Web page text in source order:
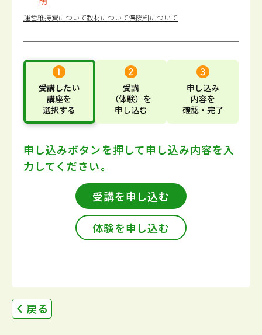
運営維持費について教材について保険料について
受講したい
講座を
選択する
受講
（体験） を
申し込む
申し込み
内容を
確認・完了
申し込みボタンを押して申し込み内容を入
力してください。
受講を申し込む
体験を申し込む
戻る